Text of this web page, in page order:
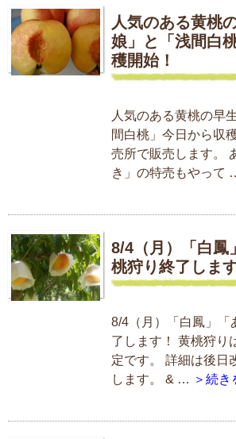
人気のある黄桃
娘」と「浅間白
穫開始！
人気のある黄桃の早
間白桃」今日から収
売所で販売します。
き」の特売もやって
8/4（月）「白鳳
桃狩り終了します
8/4（月）「白鳳」「
了します！ 黄桃狩り
定です。 詳細は後日
します。 & … ＞続き